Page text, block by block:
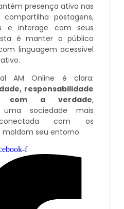
presença ativa nas
postagens,
e interage com seus
é manter o público
linguagem acessível
AM Online é clara:
responsabilidade
com a verdade,
sociedade mais
com os
seu entorno.
f